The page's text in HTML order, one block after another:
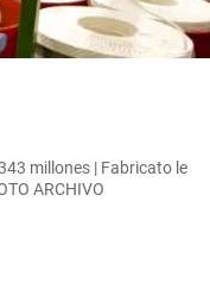
millones | Fabricato le
ARCHIVO